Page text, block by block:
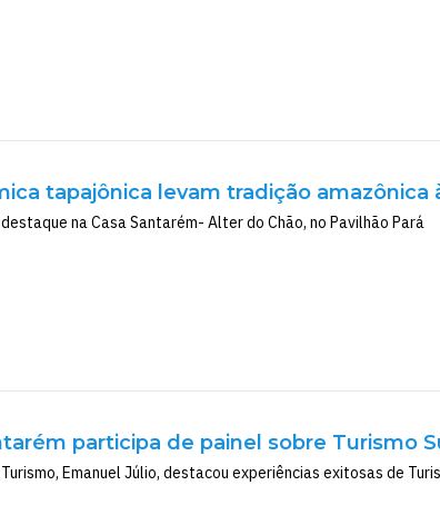
tapajônica levam tradição amazônica
na Casa Santarém- Alter do Chão, no Pavilhão Pará
participa de painel sobre Turismo
Emanuel Júlio, destacou experiências exitosas de